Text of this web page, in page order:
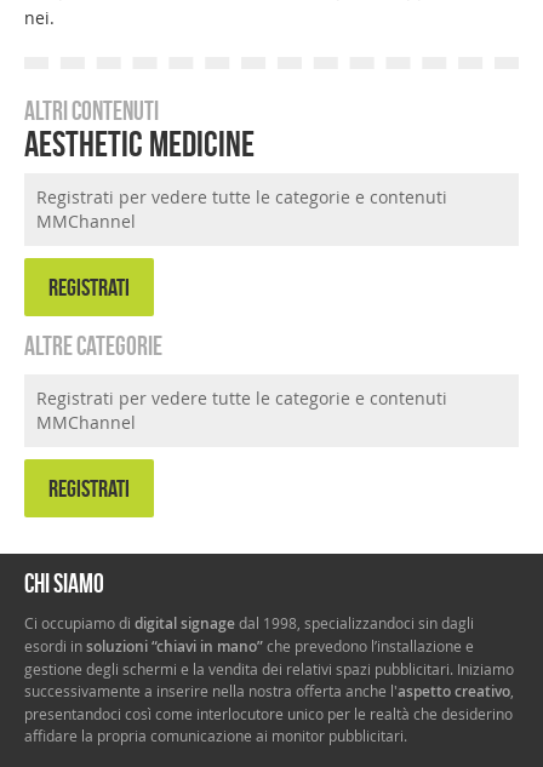
nei.
Altri contenuti
Aesthetic Medicine
Registrati per vedere tutte le categorie e contenuti
MMChannel
REGISTRATI
Altre categorie
Registrati per vedere tutte le categorie e contenuti
MMChannel
REGISTRATI
Chi siamo
Ci occupiamo di digital signagedal 1998, specializzandoci sin dagli
esordi insoluzioni “chiavi in mano”che prevedono l’installazione e
gestione degli schermi e la vendita dei relativi spazi pubblicitari. Iniziamo
successivamente a inserire nella nostra offerta anche l'aspetto creativo
presentandoci così come interlocutore unico per le realtà che desiderino
affidare la propria comunicazione ai monitor pubblicitari.